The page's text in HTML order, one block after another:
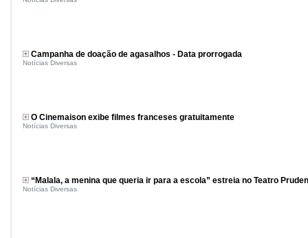
Campanha de doação de agasalhos - Data prorrogada
Notícias Diversas
O Cinemaison exibe filmes franceses gratuitamente
Notícias Diversas
“Malala, a menina que queria ir para a escola” estreia no Teatro
Notícias Diversas